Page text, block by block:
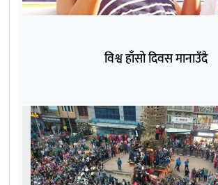
विश्व हाँसो दिवस मानाउँदै